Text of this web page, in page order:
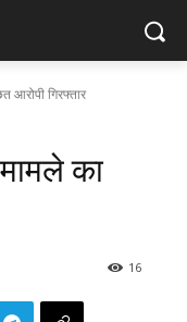
आरोपी गिरफ्तार
का
16